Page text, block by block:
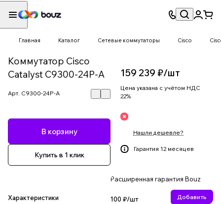
Главная Каталог Сетевые коммутаторы Cisco
Коммутатор Cisco
Catalyst C9300-24P-A
Арт. C9300-24P-A
В корзину
Купить в 1 клик
Характеристики
159 239 ₽/шт
Цена указана с учётом НДС
22%
Нашли дешевле?
Гарантия 12 месяцев
Расширенная гарантия Bouz
100 ₽/шт Добавить